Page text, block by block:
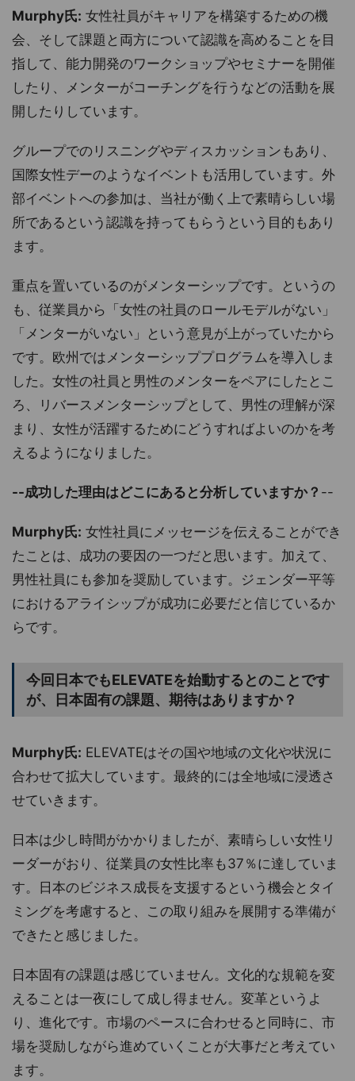
Murphy氏: 女性社員がキャリアを構築するための機
会、そして課題と両方について認識を高めることを目
指して、能力開発のワークショップやセミナーを開催
したり、メンターがコーチングを行うなどの活動を展
開したりしています。
グループでのリスニングやディスカッションもあり、
国際女性デーのようなイベントも活用しています。外
部イベントへの参加は、当社が働く上で素晴らしい場
所であるという認識を持ってもらうという目的もあり
ます。
重点を置いているのがメンターシップです。というの
も、従業員から「女性の社員のロールモデルがない」
「メンターがいない」という意見が上がっていたから
です。欧州ではメンターシッププログラムを導入しま
した。女性の社員と男性のメンターをペアにしたとこ
ろ、リバースメンターシップとして、男性の理解が深
まり、女性が活躍するためにどうすればよいのかを考
えるようになりました。
--成功した理由はどこにあると分析していますか？ --
Murphy氏: 女性社員にメッセージを伝えることができ
たことは、成功の要因の一つだと思います。加えて、
男性社員にも参加を奨励しています。ジェンダー平等
におけるアライシップが成功に必要だと信じているか
らです。
今回日本でもELEVATEを始動するとのことです
が、日本固有の課題、期待はありますか？
Murphy氏: ELEVATEはその国や地域の文化や状況に
合わせて拡大しています。最終的には全地域に浸透さ
せていきます。
日本は少し時間がかかりましたが、素晴らしい女性リ
ーダーがおり、従業員の女性比率も37％に達していま
す。日本のビジネス成長を支援するという機会とタイ
ミングを考慮すると、この取り組みを展開する準備が
できたと感じました。
日本固有の課題は感じていません。文化的な規範を変
えることは一夜にして成し得ません。変革というよ
り、進化です。市場のペースに合わせると同時に、市
場を奨励しながら進めていくことが大事だと考えてい
ます。